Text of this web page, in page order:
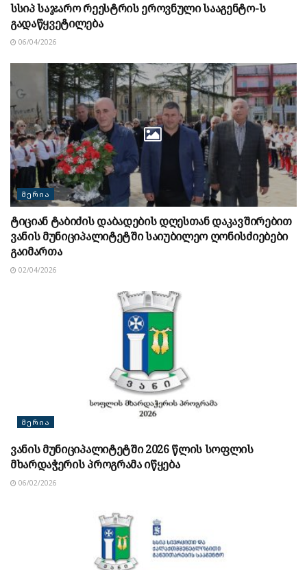
სსიპ საჯარო რეესტრის ეროვნული სააგენტო-ს
გადაწყვეტილება
06/04/2026
ᲛᲔᲠᲘᲐ
ტიციან ტაბიძის დაბადების დღესთან დაკავშირებით
ვანის მუნიციპალიტეტში საიუბილეო ღონისძიებები
გაიმართა
02/04/2026
ᲛᲔᲠᲘᲐ
ვანის მუნიციპალიტეტში 2026 წლის სოფლის
მხარდაჭერის პროგრამა იწყება
06/02/2026